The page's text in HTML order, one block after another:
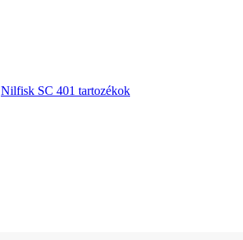
Nilfisk SC 401 tartozékok